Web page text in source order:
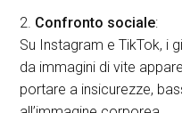
2. Confronto sociale:
Su Instagram e TikTok, i
da immagini di vite
portare a insicurezze,